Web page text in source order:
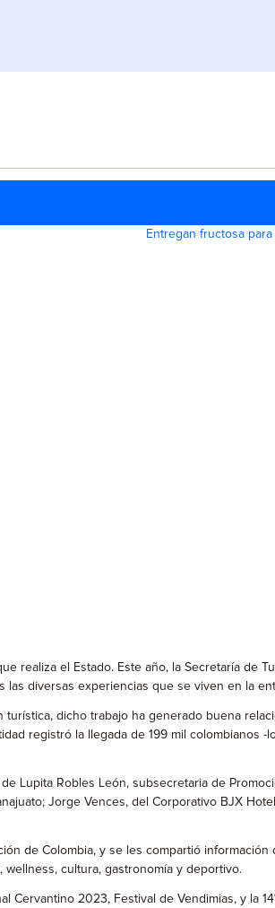
Entregan fructosa
realiza el Estado. Este año, la Secretaría de
las diversas experiencias que se viven en la
dicho trabajo ha generado buena
registró la llegada de 199 mil colombianos -
Lupita Robles León, subsecretaria de
Jorge Vences, del Corporativo BJX
de Colombia, y se les compartió
cultura, gastronomía y deportivo.
2023, Festival de Vendimias, y la